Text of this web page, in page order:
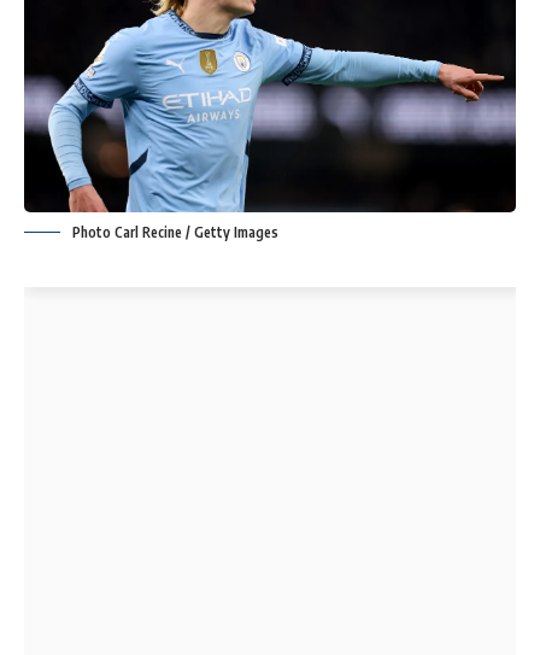
Photo Carl Recine / Getty Images